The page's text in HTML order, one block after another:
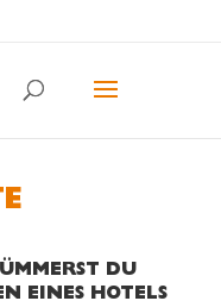
DU
EINES HOTELS